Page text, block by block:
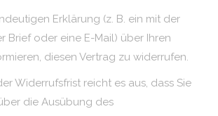
Erklärung (z. B. ein mit der
Brief oder eine E-Mail) über Ihren
diesen Vertrag zu widerrufen.
Widerrufsfrist reicht es aus, dass Sie
die Ausübung des